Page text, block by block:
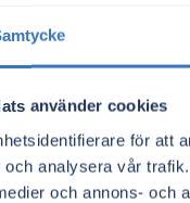
använder cookies
för att
analysera vår
och annons- och
för att producera
lämpliga takytor.
intresset för
klok investering,
eller elbilsladdning.
sänka dina